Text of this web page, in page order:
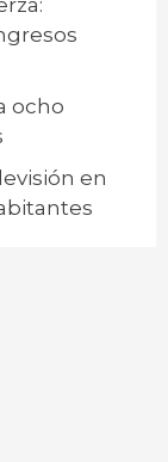
ocho
en